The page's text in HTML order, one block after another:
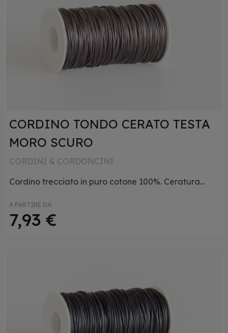
CORDINO TONDO CERATO TESTA
MORO SCURO
CORDINI & CORDONCINI
Cordino trecciato in puro cotone 100%. Ceratura...
A PARTIRE DA
7,93 €